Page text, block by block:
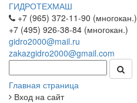
ГИДРОТЕХМАШ
+7 (965) 372-11-90 (многокан.)
+7 (495) 926-38-84 (многокан.)
gidro2000@mail.ru
zakazgidro2000@gmail.com
Главная страница
Вход на сайт